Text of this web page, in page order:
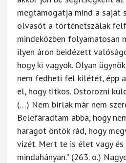
megtámogatja mind a saját
olvasót a történetszálak
mindeközben folyamatosan
ilyen áron beidézett
hogy ki vagyok. Olyan
nem fedheti fel kilétét, épp
el, hogy titkos. Ostorozni
(…) Nem bírlak már nem
Belefáradtam abba, hogy
haragot öntök rád, hogy
vizét. Mert te is élet vagy
mindahányan.” (263. o.)